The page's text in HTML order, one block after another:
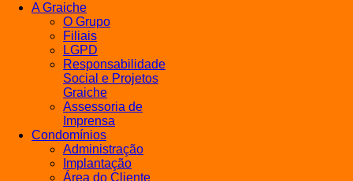
A Graiche
O Grupo
Filiais
LGPD
Responsabilidade
Social e Projetos
Graiche
Assessoria de
Imprensa
Condomínios
Administração
Implantação
Área do Cliente